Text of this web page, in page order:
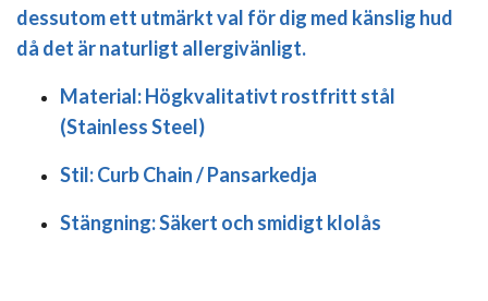
dessutom ett utmärkt val för dig med känslig hud
då det är naturligt allergivänligt.
Material:Högkvalitativt rostfritt stål
(Stainless Steel)
Stil:Curb Chain / Pansarkedja
Stängning:Säkert och smidigt klolås